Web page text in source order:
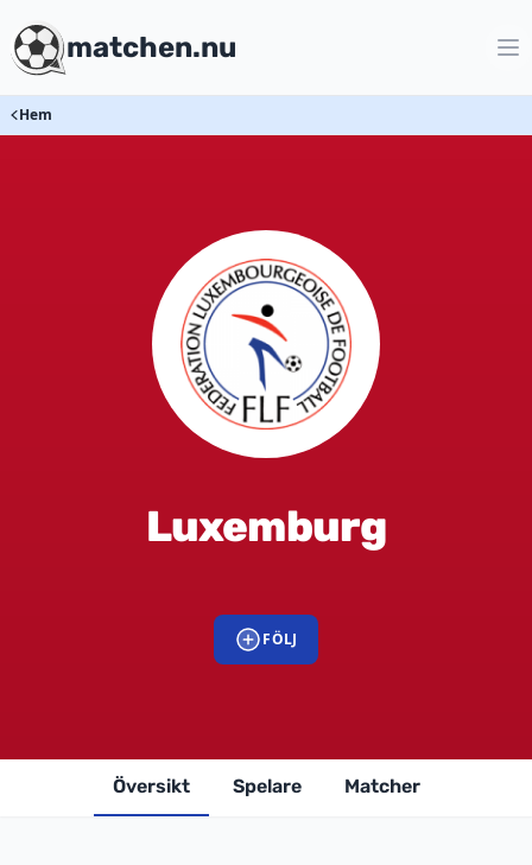
matchen.nu
Hem
Luxemburg
FÖLJ
Översikt Spelare Matcher